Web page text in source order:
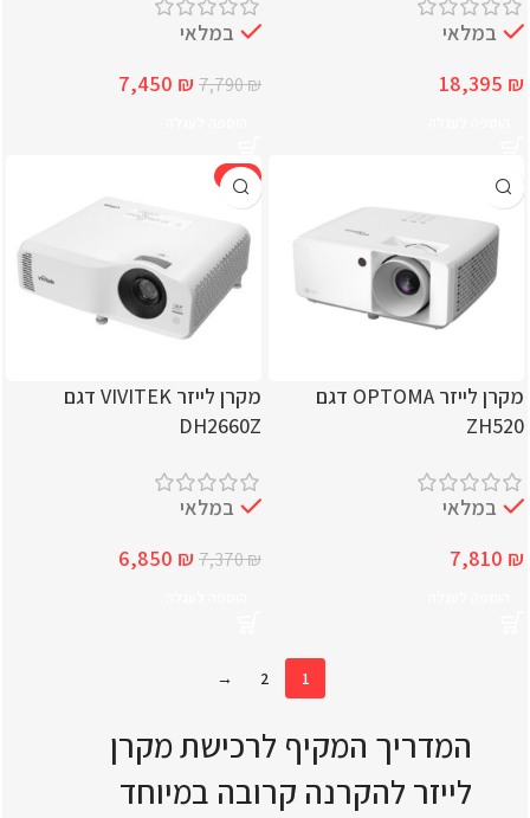
במלאי
18,395 ₪
במלאי
7,790₪
7,450 ₪
מקרן לייזר OPTOMA דגם
ZH520
במלאי
7,810 ₪
-7%
מקרן לייזר VIVITEK דגם
DH2660Z
במלאי
7,370₪
6,850 ₪
1
2
→
המדריך המקיף לרכישת מקרן
לייזר להקרנה קרובה במיוחד